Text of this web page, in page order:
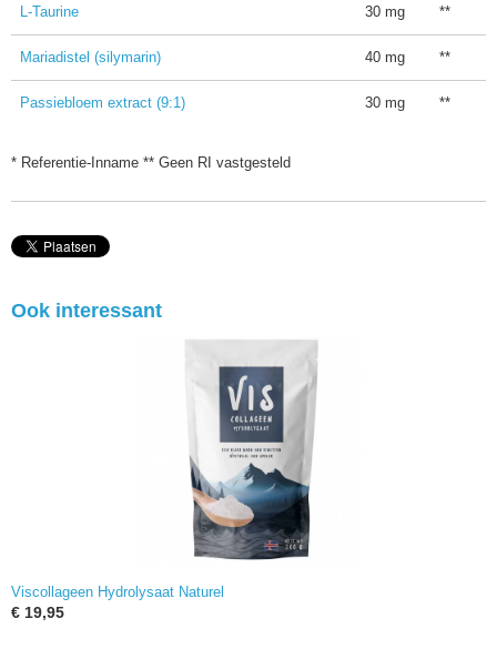
L-Taurine 30 mg **
Mariadistel (silymarin) 40 mg **
Passiebloem extract (9:1) 30 mg **
* Referentie-Inname ** Geen RI vastgesteld
Ook interessant
Viscollageen Hydrolysaat Naturel
€ 19,95